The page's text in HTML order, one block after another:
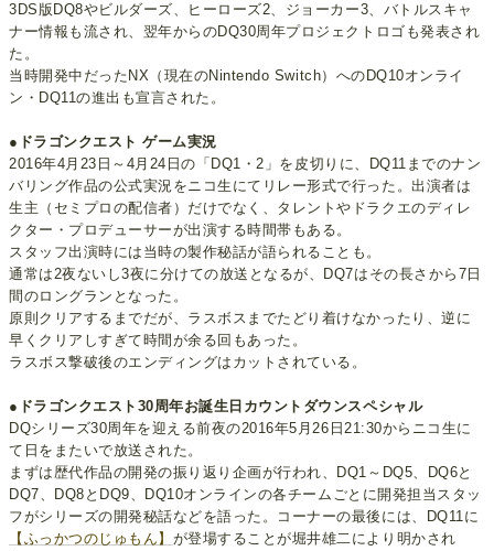
3DS版DQ8やビルダーズ、ヒーローズ2、ジョーカー3、バトルスキャ
ナー情報も流され、翌年からのDQ30周年プロジェクトロゴも発表され
た。
当時開発中だったNX（現在のNintendo Switch）へのDQ10オンライ
ン・DQ11の進出も宣言された。
●ドラゴンクエスト ゲーム実況
2016年4月23日～4月24日の「DQ1・2」を皮切りに、DQ11までのナン
バリング作品の公式実況をニコ生にてリレー形式で行った。出演者は
生主（セミプロの配信者）だけでなく、タレントやドラクエのディレ
クター・プロデューサーが出演する時間帯もある。
スタッフ出演時には当時の製作秘話が語られることも。
通常は2夜ないし3夜に分けての放送となるが、DQ7はその長さから7日
間のロングランとなった。
原則クリアするまでだが、ラスボスまでたどり着けなかったり、逆に
早くクリアしすぎて時間が余る回もあった。
ラスボス撃破後のエンディングはカットされている。
●ドラゴンクエスト30周年お誕生日カウントダウンスペシャル
DQシリーズ30周年を迎える前夜の2016年5月26日21:30からニコ生に
て日をまたいで放送された。
まずは歴代作品の開発の振り返り企画が行われ、DQ1～DQ5、DQ6と
DQ7、DQ8とDQ9、DQ10オンラインの各チームごとに開発担当スタッ
フがシリーズの開発秘話などを語った。コーナーの最後には、DQ11に
【ふっかつのじゅもん】 が登場することが堀井雄二により明かされ